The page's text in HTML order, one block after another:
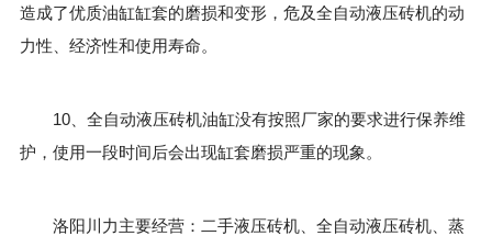
造成了优质油缸缸套的磨损和变形，危及全自动液压砖机的动
力性、经济性和使用寿命。
10、全自动液压砖机油缸没有按照厂家的要求进行保养维
护，使用一段时间后会出现缸套磨损严重的现象。
洛阳川力主要经营：二手液压砖机、全自动液压砖机、蒸